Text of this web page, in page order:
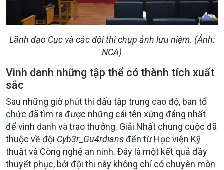
Lãnh đạo Cục và các đội thi chụp ảnh lưu niệm. (Ảnh:
NCA)
Vinh danh những tập thể có thành tích xuất
sắc
Sau những giờ phút thi đấu tập trung cao độ, ban tổ
chức đã tìm ra được những cái tên xứng đáng nhất
để vinh danh và trao thưởng. Giải Nhất chung cuộc đã
thuộc về đội Cyb3r_Gu4rdiansđến từ Học viện Kỹ
thuật và Công nghệ an ninh. Đây là một kết quả đầy
thuyết phục, bởi đội thi này không chỉ có chuyên môn